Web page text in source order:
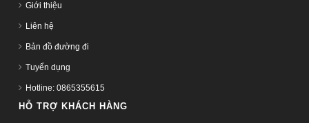
Giới thiệu
Liên hệ
Bản đồ đường đi
Tuyển dụng
Hotline: 0865355615
HỖ TRỢ KHÁCH HÀNG